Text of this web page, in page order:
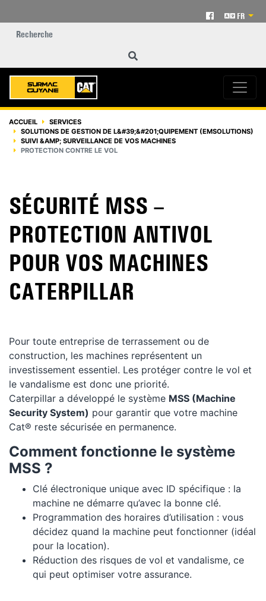
FR
ACCUEIL
SERVICES
SOLUTIONS DE GESTION DE L&#39;&#201;QUIPEMENT (EMSOLUTIONS)
SUIVI &AMP; SURVEILLANCE DE VOS MACHINES
PROTECTION CONTRE LE VOL
SÉCURITÉ MSS –
PROTECTION ANTIVOL
POUR VOS MACHINES
CATERPILLAR
Pour toute entreprise de terrassement ou de
construction, les machines représentent un
investissement essentiel. Les protéger contre le vol et
le vandalisme est donc une priorité.
Caterpillar a développé le système MSS (Machine
Security System) pour garantir que votre machine
Cat® reste sécurisée en permanence.
Comment fonctionne le système
MSS ?
Clé électronique unique avec ID spécifique : la
machine ne démarre qu’avec la bonne clé.
Programmation des horaires d’utilisation : vous
décidez quand la machine peut fonctionner (idéal
pour la location).
Réduction des risques de vol et vandalisme, ce
qui peut optimiser votre assurance.